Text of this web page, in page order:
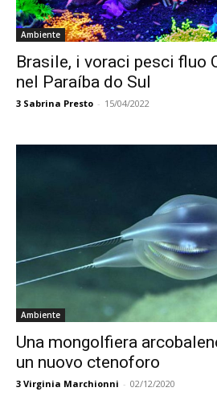
Ambiente
Brasile, i voraci pesci fluo
nel Paraíba do Sul
3 Sabrina Presto - 15/04/2022
Ambiente
Una mongolfiera
un nuovo ctenoforo
3 Virginia Marchionni - 02/12/2020